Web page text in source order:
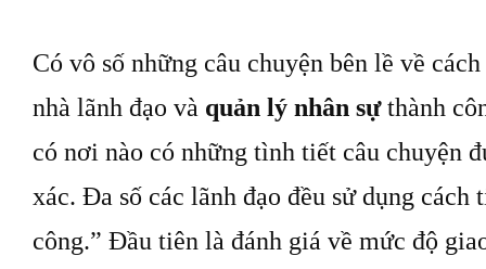
Có vô số những câu chuyện bên lề về
nhà lãnh đạo và quản lý nhân sựthành
có nơi nào có những tình tiết câu chuyện
xác. Đa số các lãnh đạo đều sử dụng cách
công.” Đầu tiên là đánh giá về mức độ